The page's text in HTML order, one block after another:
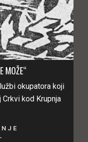
MOŽE“
okupatora koji
kod Krupnja